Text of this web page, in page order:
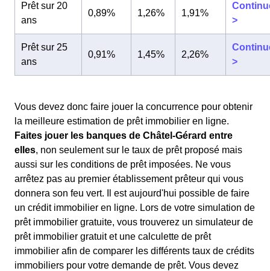
Prêt sur 20
ans
0,89% 1,26% 1,91%
>
Prêt sur 25
ans
0,91% 1,45% 2,26%
>
Vous devez donc faire jouer la concurrence pour obtenir
la meilleure estimation de prêt immobilier en ligne.
Faites jouer les banques de Châtel-Gérard entre
elles, non seulement sur le taux de prêt proposé mais
aussi sur les conditions de prêt imposées. Ne vous
arrêtez pas au premier établissement prêteur qui vous
donnera son feu vert. Il est aujourd'hui possible de faire
un crédit immobilier en ligne. Lors de votre simulation de
prêt immobilier gratuite, vous trouverez un simulateur de
prêt immobilier gratuit et une calculette de prêt
immobilier afin de comparer les différents taux de crédits
immobiliers pour votre demande de prêt. Vous devez